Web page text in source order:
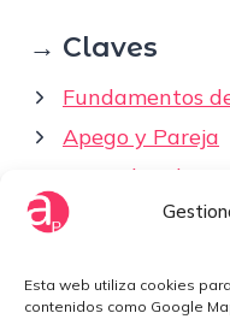
Esta web utiliza cookies
contenidos como Google
→ Claves
Fundamentos
Apego y Pareja
Entender el
Cómo elegir
Fuera del Mapa